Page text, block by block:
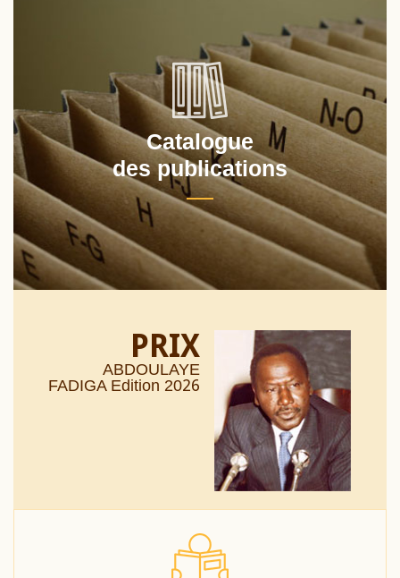
Catalogue
des publications
PRIX
ABDOULAYE
FADIGA Edition 2026